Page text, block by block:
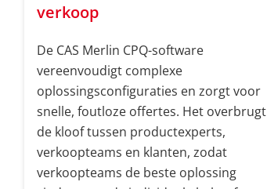
verkoop
De CAS Merlin CPQ-software
vereenvoudigt complexe
oplossingsconfiguraties en zorgt voor
snelle, foutloze offertes. Het overbrugt
de kloof tussen productexperts,
verkoopteams en klanten, zodat
verkoopteams de beste oplossing